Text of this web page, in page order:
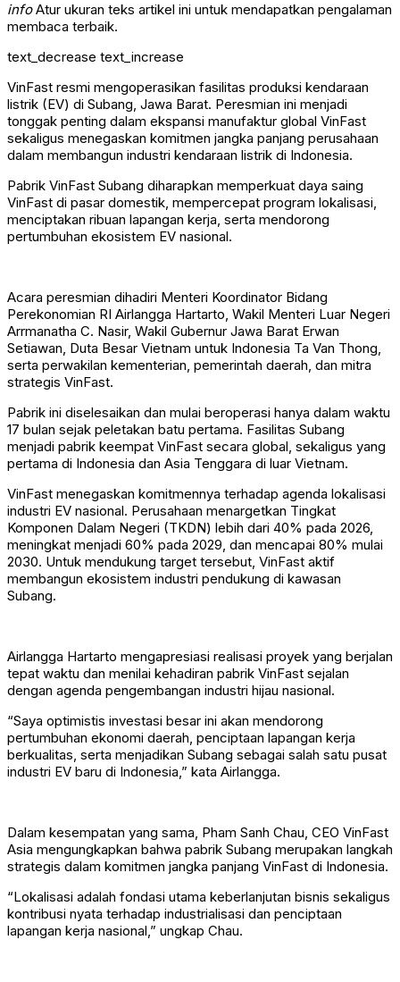
infoAtur ukuran teks artikel ini untuk mendapatkan pengalaman
membaca terbaik.
text_decrease text_increase
VinFast resmi mengoperasikan fasilitas produksi kendaraan
listrik (EV) di Subang, Jawa Barat. Peresmian ini menjadi
tonggak penting dalam ekspansi manufaktur global VinFast
sekaligus menegaskan komitmen jangka panjang perusahaan
dalam membangun industri kendaraan listrik di Indonesia.
Pabrik VinFast Subang diharapkan memperkuat daya saing
VinFast di pasar domestik, mempercepat program lokalisasi,
menciptakan ribuan lapangan kerja, serta mendorong
pertumbuhan ekosistem EV nasional.
Acara peresmian dihadiri Menteri Koordinator Bidang
Perekonomian RI Airlangga Hartarto, Wakil Menteri Luar Negeri
Arrmanatha C. Nasir, Wakil Gubernur Jawa Barat Erwan
Setiawan, Duta Besar Vietnam untuk Indonesia Ta Van Thong,
serta perwakilan kementerian, pemerintah daerah, dan mitra
strategis VinFast.
Pabrik ini diselesaikan dan mulai beroperasi hanya dalam waktu
17 bulan sejak peletakan batu pertama. Fasilitas Subang
menjadi pabrik keempat VinFast secara global, sekaligus yang
pertama di Indonesia dan Asia Tenggara di luar Vietnam.
VinFast menegaskan komitmennya terhadap agenda lokalisasi
industri EV nasional. Perusahaan menargetkan Tingkat
Komponen Dalam Negeri (TKDN) lebih dari 40% pada 2026,
meningkat menjadi 60% pada 2029, dan mencapai 80% mulai
2030. Untuk mendukung target tersebut, VinFast aktif
membangun ekosistem industri pendukung di kawasan
Subang.
Airlangga Hartarto mengapresiasi realisasi proyek yang berjalan
tepat waktu dan menilai kehadiran pabrik VinFast sejalan
dengan agenda pengembangan industri hijau nasional.
“Saya optimistis investasi besar ini akan mendorong
pertumbuhan ekonomi daerah, penciptaan lapangan kerja
berkualitas, serta menjadikan Subang sebagai salah satu pusat
industri EV baru di Indonesia,” kata Airlangga.
Dalam kesempatan yang sama, Pham Sanh Chau, CEO VinFast
Asia mengungkapkan bahwa pabrik Subang merupakan langkah
strategis dalam komitmen jangka panjang VinFast di Indonesia.
“Lokalisasi adalah fondasi utama keberlanjutan bisnis sekaligus
kontribusi nyata terhadap industrialisasi dan penciptaan
lapangan kerja nasional,” ungkap Chau.